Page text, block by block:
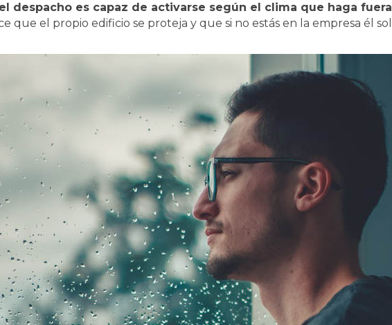
despacho es capaz de activarse según el clima que haga fuera
que el propio edificio se proteja y que si no estás en la empresa él